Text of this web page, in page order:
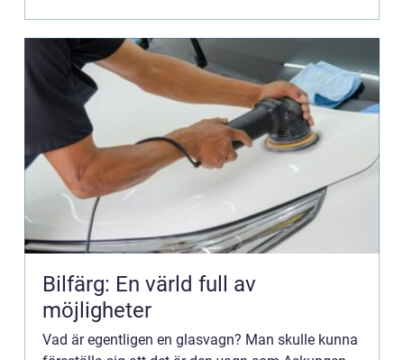
Bilfärg: En värld full av
möjligheter
Vad är egentligen en glasvagn? Man skulle kunna